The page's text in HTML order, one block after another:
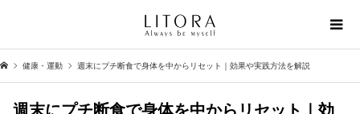
健康・運動 週末にプチ断食で身体を中からリセット｜効果や実践方法を解説
週末にプチ断食で身体を中からリセット｜効